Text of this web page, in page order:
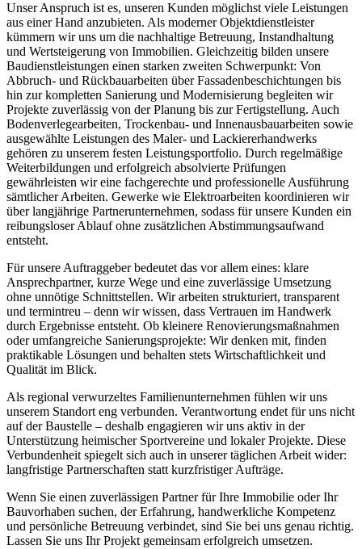
Unser Anspruch ist es, unseren Kunden möglichst viele Leistungen
aus einer Hand anzubieten. Als moderner Objektdienstleister
kümmern wir uns um die nachhaltige Betreuung, Instandhaltung
und Wertsteigerung von Immobilien. Gleichzeitig bilden unsere
Baudienstleistungen einen starken zweiten Schwerpunkt: Von
Abbruch- und Rückbauarbeiten über Fassadenbeschichtungen bis
hin zur kompletten Sanierung und Modernisierung begleiten wir
Projekte zuverlässig von der Planung bis zur Fertigstellung. Auch
Bodenverlegearbeiten, Trockenbau- und Innenausbauarbeiten sowie
ausgewählte Leistungen des Maler- und Lackiererhandwerks
gehören zu unserem festen Leistungsportfolio. Durch regelmäßige
Weiterbildungen und erfolgreich absolvierte Prüfungen
gewährleisten wir eine fachgerechte und professionelle Ausführung
sämtlicher Arbeiten. Gewerke wie Elektroarbeiten koordinieren wir
über langjährige Partnerunternehmen, sodass für unsere Kunden ein
reibungsloser Ablauf ohne zusätzlichen Abstimmungsaufwand
entsteht.
Für unsere Auftraggeber bedeutet das vor allem eines: klare
Ansprechpartner, kurze Wege und eine zuverlässige Umsetzung
ohne unnötige Schnittstellen. Wir arbeiten strukturiert, transparent
und termintreu – denn wir wissen, dass Vertrauen im Handwerk
durch Ergebnisse entsteht. Ob kleinere Renovierungsmaßnahmen
oder umfangreiche Sanierungsprojekte: Wir denken mit, finden
praktikable Lösungen und behalten stets Wirtschaftlichkeit und
Qualität im Blick.
Als regional verwurzeltes Familienunternehmen fühlen wir uns
unserem Standort eng verbunden. Verantwortung endet für uns nicht
auf der Baustelle – deshalb engagieren wir uns aktiv in der
Unterstützung heimischer Sportvereine und lokaler Projekte. Diese
Verbundenheit spiegelt sich auch in unserer täglichen Arbeit wider:
langfristige Partnerschaften statt kurzfristiger Aufträge.
Wenn Sie einen zuverlässigen Partner für Ihre Immobilie oder Ihr
Bauvorhaben suchen, der Erfahrung, handwerkliche Kompetenz
und persönliche Betreuung verbindet, sind Sie bei uns genau richtig.
Lassen Sie uns Ihr Projekt gemeinsam erfolgreich umsetzen.